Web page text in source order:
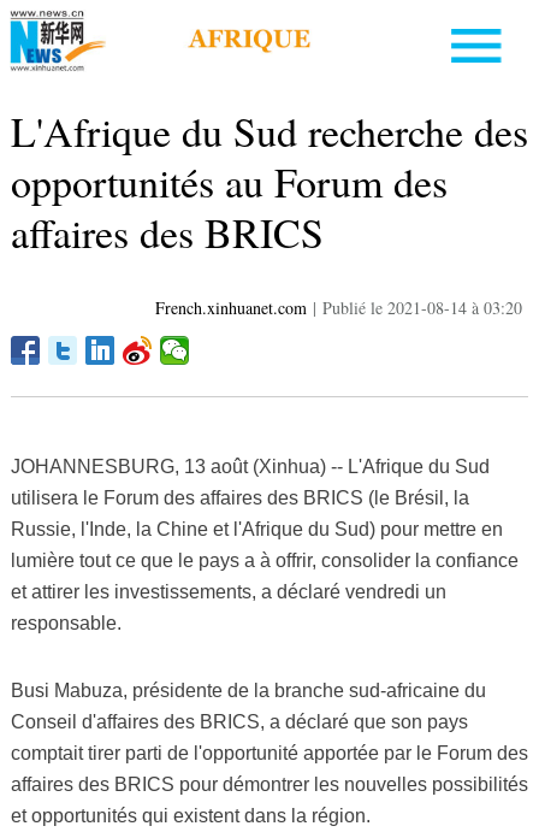
L'Afrique du Sud recherche des
opportunités au Forum des
affaires des BRICS
French.xinhuanet.com | Publié le 2021-08-14 à 03:20
JOHANNESBURG, 13 août (Xinhua) -- L'Afrique du Sud
utilisera le Forum des affaires des BRICS (le Brésil, la
Russie, l'Inde, la Chine et l'Afrique du Sud) pour mettre en
lumière tout ce que le pays a à offrir, consolider la confiance
et attirer les investissements, a déclaré vendredi un
responsable.
Busi Mabuza, présidente de la branche sud-africaine du
Conseil d'affaires des BRICS, a déclaré que son pays
comptait tirer parti de l'opportunité apportée par le Forum des
affaires des BRICS pour démontrer les nouvelles possibilités
et opportunités qui existent dans la région.